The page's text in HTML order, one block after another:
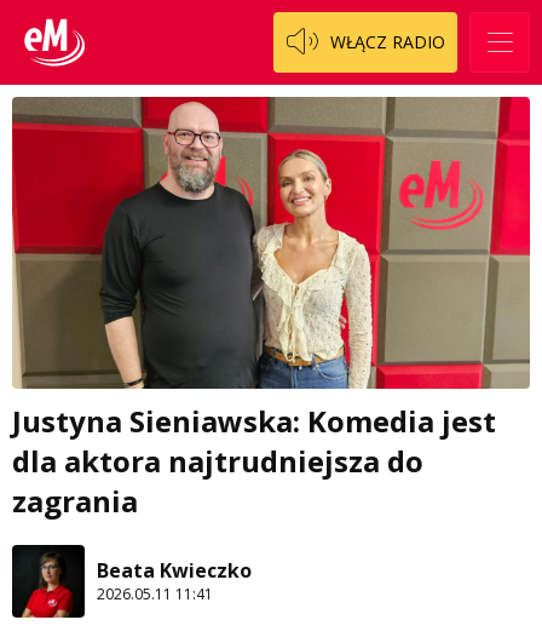
WŁĄCZ RADIO
Justyna Sieniawska: Komedia jest
dla aktora najtrudniejsza do
zagrania
Beata Kwieczko
2026.05.11 11:41